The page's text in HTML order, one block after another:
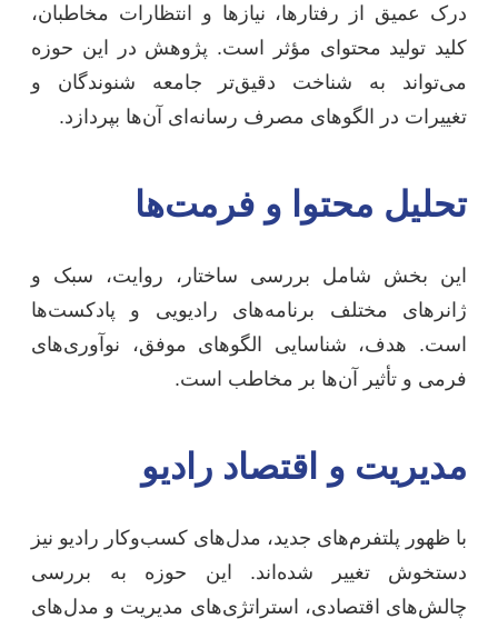
درک عمیق از رفتارها، نیازها و انتظارات مخاطبان،
کلید تولید محتوای مؤثر است. پژوهش در این حوزه
می‌تواند به شناخت دقیق‌تر جامعه شنوندگان و
تغییرات در الگوهای مصرف رسانه‌ای آن‌ها بپردازد.
تحلیل محتوا و فرمت‌ها
این بخش شامل بررسی ساختار، روایت، سبک و
ژانرهای مختلف برنامه‌های رادیویی و پادکست‌ها
است. هدف، شناسایی الگوهای موفق، نوآوری‌های
فرمی و تأثیر آن‌ها بر مخاطب است.
مدیریت و اقتصاد رادیو
با ظهور پلتفرم‌های جدید، مدل‌های کسب‌وکار رادیو نیز
دستخوش تغییر شده‌اند. این حوزه به بررسی
چالش‌های اقتصادی، استراتژی‌های مدیریت و مدل‌های